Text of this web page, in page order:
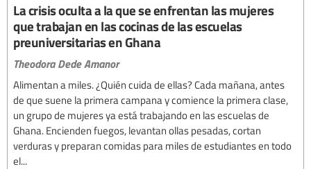
La crisis oculta a la que se enfrentan las mujeres
que trabajan en las cocinas de las escuelas
preuniversitarias en Ghana
Theodora Dede Amanor
Alimentan a miles. ¿Quién cuida de ellas? Cada mañana, antes
de que suene la primera campana y comience la primera clase,
un grupo de mujeres ya está trabajando en las escuelas de
Ghana. Encienden fuegos, levantan ollas pesadas, cortan
verduras y preparan comidas para miles de estudiantes en todo
el...